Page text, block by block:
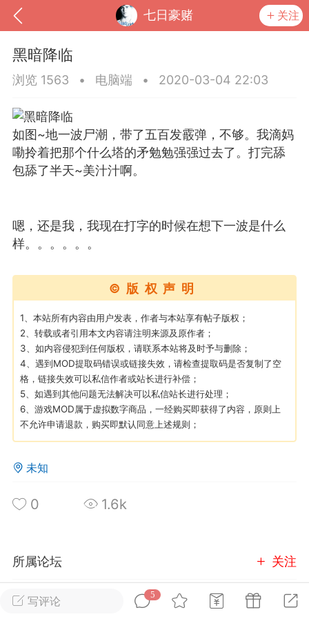
七日豪赌 关注
我的钱包 道具 排行榜
攻略教程 联机招募
大人
Lv.8
17:51
电脑端 其他&工具
管理器
七日杀 模组安装/管理工具v1.1.0
布 支持WIN10-WIN11
管理器专为新手小白准备，让安装
应该放在哪里？担心安装错误影响游
汉 写评论
5
黑暗降临
浏览 1563 • 电脑端 • 2020-03-04 22:03
如图~地一波尸潮，带了五百发霰弹，不够。我滴妈
嘞拎着把那个什么塔的矛勉勉强强过去了。打完舔
包舔了半天~美汁汁啊。
嗯，还是我，我现在打字的时候在想下一波是什么
样。。。。。。
©版权声明
1、本站所有内容由用户发表，作者与本站享有帖子版权；
2、转载或者引用本文内容请注明来源及原作者；
3、如内容侵犯到任何版权，请联系本站将及时予与删除；
4、遇到MOD提取码错误或链接失效，请检查提取码是否复制了空
格，链接失效可以私信作者或站长进行补偿；
5、如遇到其他问题无法解决可以私信站长进行处理；
6、游戏MOD属于虚拟数字商品，一经购买即获得了内容，原则上
不允许申请退款，购买即默认同意上述规则；
未知
0 1.6k
所属论坛 关注